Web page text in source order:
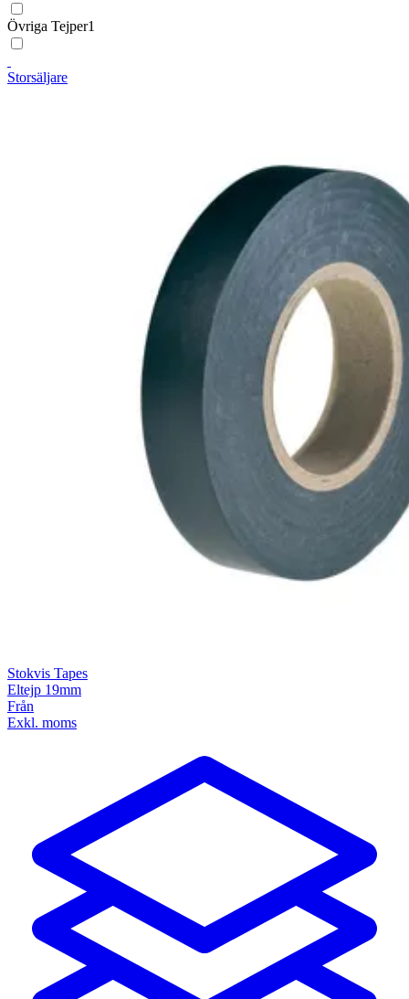
Övriga Tejper1
Storsäljare
Stokvis Tapes
Eltejp 19mm
Från
Exkl. moms